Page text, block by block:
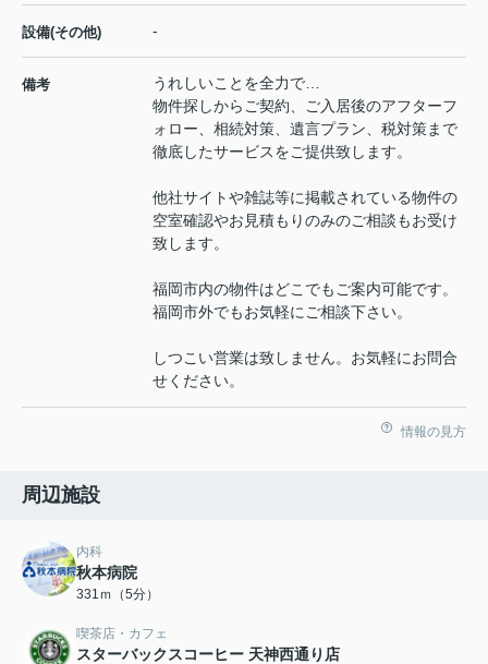
設備(その他) -
備考
うれしいことを全力で…
物件探しからご契約、ご入居後のアフターフ
ォロー、相続対策、遺言プラン、税対策まで
徹底したサービスをご提供致します。
他社サイトや雑誌等に掲載されている物件の
空室確認やお見積もりのみのご相談もお受け
致します。
福岡市内の物件はどこでもご案内可能です。
福岡市外でもお気軽にご相談下さい。
しつこい営業は致しません。お気軽にお問合
せください。
情報の見方
周辺施設
内科
秋本病院
331ｍ（5分）
喫茶店・カフェ
スターバックスコーヒー 天神西通り店